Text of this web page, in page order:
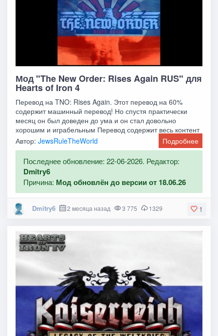
Мод "The New Order: Rises Again RUS" для
Hearts of Iron 4
Перевод на TNO: Rises Again. Этот перевод на 60%
содержит машинный перевод! Но спустя практически
месяц он был доведен до ума и он стал довольно
хорошим и играбельным Перевод содержит весь контент
Автор:JewsRuleTheWorld Подробнее
Последнее обновление: 22-06-2026. Редактор:
Dmitry6
Причина: Мод обновлён до версии от 18.06.26
1
Dmitry6 2 месяца назад 3 775 1329